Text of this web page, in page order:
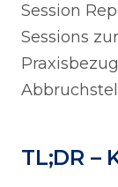
Session
Sessions
TL;DR –